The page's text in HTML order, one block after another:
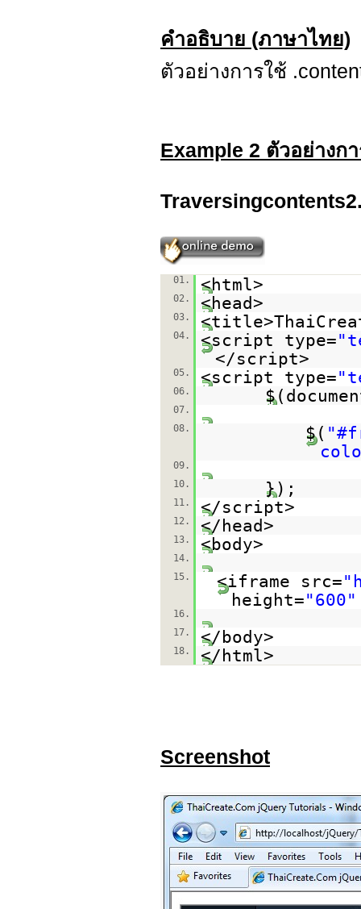
คำอธิบาย (ภาษาไทย)
ตัวอย่างการใช้
Example 2 ตัวอย่างก
01. <html>
02. <head>
03.
04. <script type=
</script>
05. <script type=
06.
07.
08.
$(
09.
10.
});
11. </script>
12. </head>
13. <body>
14.
15.
<iframe src="
height="600"
16.
17.
</body>
18. </html>
Screenshot